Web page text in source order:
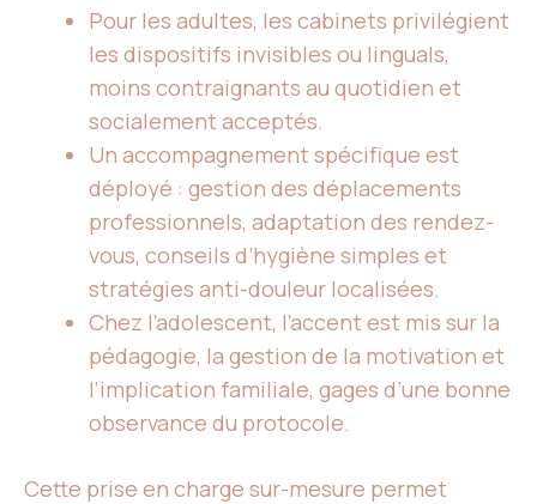
Pour les adultes, les cabinets privilégient
les dispositifs invisibles ou linguals,
moins contraignants au quotidien et
socialement acceptés.
Un accompagnement spécifique est
déployé : gestion des déplacements
professionnels, adaptation des rendez-
vous, conseils d’hygiène simples et
stratégies anti-douleur localisées.
Chez l’adolescent, l’accent est mis sur la
pédagogie, la gestion de la motivation et
l’implication familiale, gages d’une bonne
observance du protocole.
Cette prise en charge sur-mesure permet